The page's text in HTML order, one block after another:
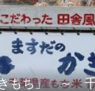
きもち」 ～